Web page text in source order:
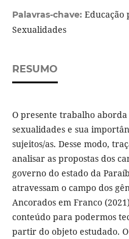
Palavras-chave: Educação
Sexualidades
RESUMO
O presente trabalho
sexualidades e sua
sujeitos/as. Desse modo,
analisar as propostas dos
governo do estado da
atravessam o campo dos
Ancorados em Franco
conteúdo para podermos
partir do objeto estudado.